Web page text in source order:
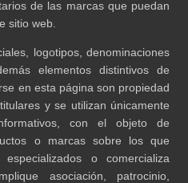
de las marcas que puedan
sitio web.
logotipos, denominaciones
elementos distintivos de
en esta página son propiedad
y se utilizan únicamente
con el objeto de
o marcas sobre los que
o comercializa
asociación, patrocinio,